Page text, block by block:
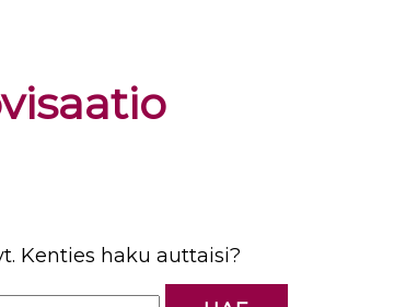
Kenties haku auttaisi?